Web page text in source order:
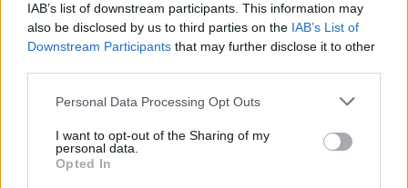
IAB’s list of downstream participants. This information may
also be disclosed by us to third parties on the IAB’s List of
Downstream Participants that may further disclose it to other
Personal Data Processing Opt Outs
I want to opt-out of the Sharing of my
personal data.
Opted In